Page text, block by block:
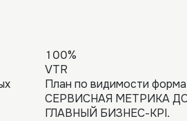
100%
VTR
План по видимости
СЕРВИСНАЯ МЕТРИКА
ГЛАВНЫЙ БИЗНЕС-KPI.